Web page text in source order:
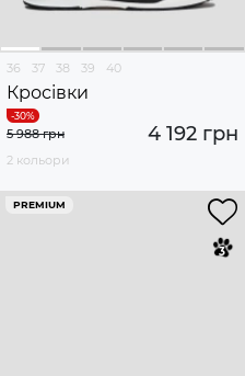
36 37 38 39 40
Кросівки
4 192 грн
5 988 грн
2 кольори
PREMIUM